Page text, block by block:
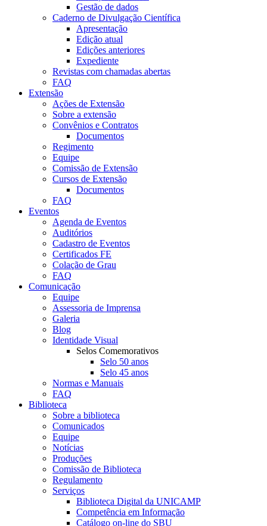
Gestão de dados
Caderno de Divulgação Científica
Apresentação
Edição atual
Edições anteriores
Expediente
Revistas com chamadas abertas
FAQ
Extensão
Ações de Extensão
Sobre a extensão
Convênios e Contratos
Documentos
Regimento
Equipe
Comissão de Extensão
Cursos de Extensão
Documentos
FAQ
Eventos
Agenda de Eventos
Auditórios
Cadastro de Eventos
Certificados FE
Colação de Grau
FAQ
Comunicação
Equipe
Assessoria de Imprensa
Galeria
Blog
Identidade Visual
Selos Comemorativos
Selo 50 anos
Selo 45 anos
Normas e Manuais
FAQ
Biblioteca
Sobre a biblioteca
Comunicados
Equipe
Notícias
Produções
Comissão de Biblioteca
Regulamento
Serviços
Biblioteca Digital da UNICAMP
Competência em Informação
Catálogo on-line do SBU